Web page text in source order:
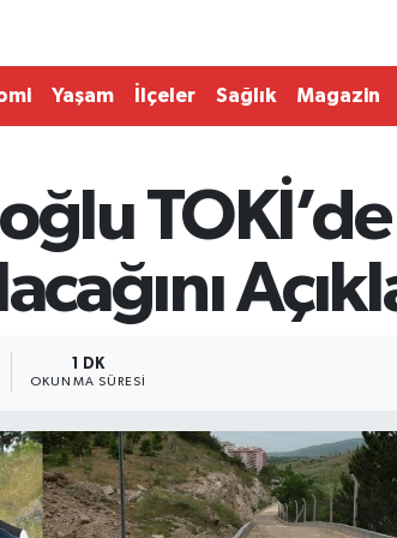
Yaşam İlçeler Sağlık Magazin
1 DK
OKUNMA SÜRESI